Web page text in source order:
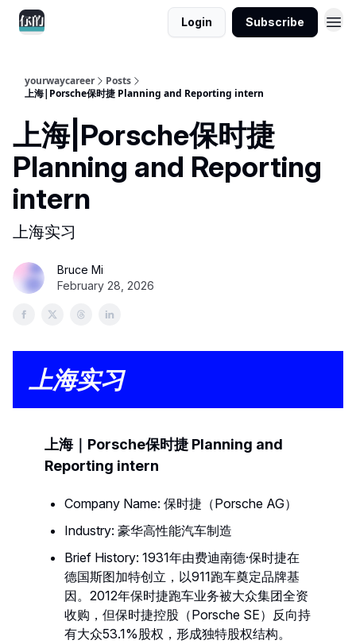
Login Subscribe
yourwaycareer
Posts
上海|Porsche保时捷 Planning and Reporting intern
上海|Porsche保时捷
Planning and Reporting
intern
上海实习
Bruce Mi
February 28, 2026
上海实习
上海｜Porsche保时捷 Planning and
Reporting intern
Company Name: 保时捷（Porsche AG）
Industry: 豪华高性能汽车制造
Brief History: 1931年由费迪南德·保时捷在
德国斯图加特创立，以911跑车奠定品牌基
因。2012年保时捷跑车业务被大众集团全资
收购，但保时捷控股（Porsche SE）反向持
有大众53.1%股权，形成独特股权结构。